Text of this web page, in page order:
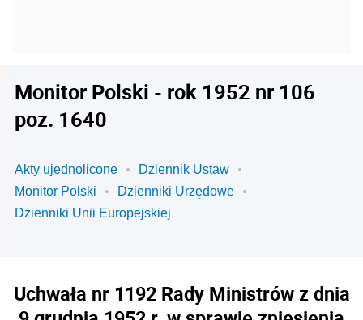
Monitor Polski - rok 1952 nr 106
poz. 1640
Akty ujednolicone
Dziennik Ustaw
Monitor Polski
Dzienniki Urzędowe
Dzienniki Unii Europejskiej
Uchwała nr 1192 Rady Ministrów z dnia